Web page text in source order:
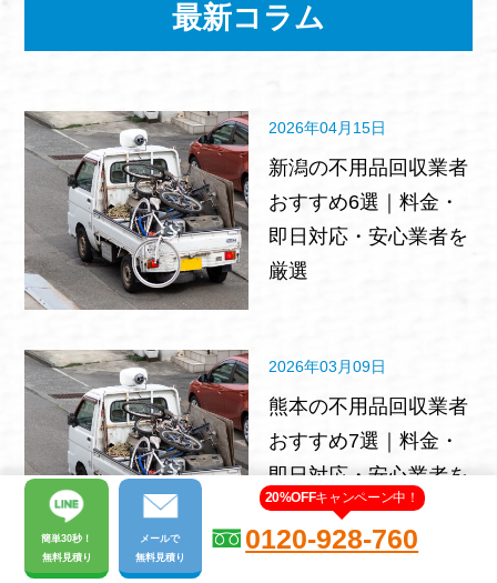
最新コラム
2026年04月15日
新潟の不用品回収業者
おすすめ6選｜料金・
即日対応・安心業者を
厳選
2026年03月09日
熊本の不用品回収業者
おすすめ7選｜料金・
即日対応・安心業者を
厳選
簡単30秒！
無料見積り
メールで
無料見積り
20%OFFキャンペーン中！
0120-928-760